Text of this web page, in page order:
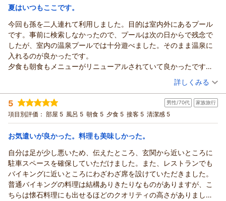
また南紀白浜へお越しの際には、ぜひ当館へお立ち寄りくださ
スタッフ一同、再びお会いできます日を心よりお待ち申し上げ
ております。
白浜古賀の井リゾート＆スパ
宮本
（返信日：2026/07/30）
宿泊価格帯： 30,001円以上(大人一人あたり/税込)
白浜古賀の井リゾート＆スパからの返信
Hiちゃん様
この度は白浜古賀の井リゾート＆スパにご宿泊いただき、誠に
ありがとうございます。
また毎年恒例の三世帯での大切なご旅行に、当館をお選びいた
ビュッフェやプールでご家族皆様が楽しいひとときをお過ごし
いただけたとのこと、大変嬉しく拝読いたしました。
一方で、お部屋につきましては、窓際の段差やトイレのドアの
開閉のしづらさ、また空調設備の音によりごゆっくりお休みい
ただけなかったとのこと、ご不便とご迷惑をお掛けし誠に申し
そのような中でも、「家族との思い出ができました」とのお言
葉を頂戴し、スタッフ一同大変ありがたく存じます。
これからもご家族皆様が安心して快適にお過ごしいただけるホ
テルを目指し、より一層の向上に努めてまいります。
また皆様にお会いできます日を、スタッフ一同心よりお待ち申
夏はいつもここです。
今回も孫を二人連れて利用しました。目的は室内外にあるプール
です。事前に検索しなかったので、プールは次の日からで残念で
したが、室内の温泉プールでは十分遊べました。そのまま温泉に
入れるのが良かったです。
夕食も朝食もメニューがリニューアルされていて良かったです。
特に孫達は満足そうでした。窓からの景色も良く朝日が見え、み
んなで見ました。人気があるのか、宿泊の方も多かったのです
が、また、来年も利用したいです。
（投稿日：2026/07/20）
宿泊時期： 2026年07月宿泊 (家族旅行)
投稿者： きいよさん
宿泊プラン： 【早期割30・ビュッフェ】＜館内利用券1000円付＞白浜の四
季を彩るお料理やスイーツをお得に楽しもう！
4ベッド 朝・夕
宿泊価格帯： 16,001～17,000円(大人一人あたり/税込)
白浜古賀の井リゾート＆スパからの返信
きいよ様
この度も白浜古賀の井リゾート＆スパをご利用いただき、誠に
ありがとうございます。
また大切なお孫様とのご旅行に、今年も当館をお選びいただき
詳しくみる
5 男性/70代 家族旅行
項目別評価： 部屋 5 風呂 5 朝食 5 夕食 5 接客 5 清潔感 5
お気遣いが良かった。料理も美味しかった。
自分は足が少し悪いため、伝えたところ、玄関から近いところに
駐車スペースを確保していただけました。また、レストランでも
バイキングに近いところにわざわざ席を設けていただきました。
普通バイキングの料理は結構ありきたりなものがありますが、こ
ちらは懐石料理にも出せるほどのクオリティの高さがありまし